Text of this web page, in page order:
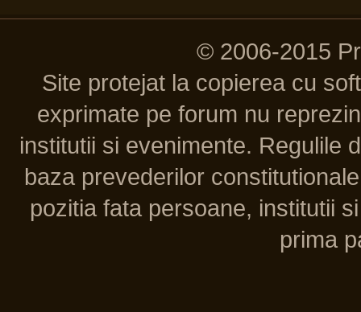
© 2006-2015
Site protejat la copierea cu
exprimate pe forum nu
institutii si evenimente. Regulile
baza prevederilor
pozitia fata persoane, institutii
prima